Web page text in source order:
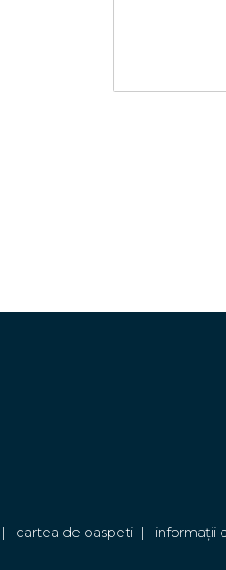
cartea de oaspeti| informații